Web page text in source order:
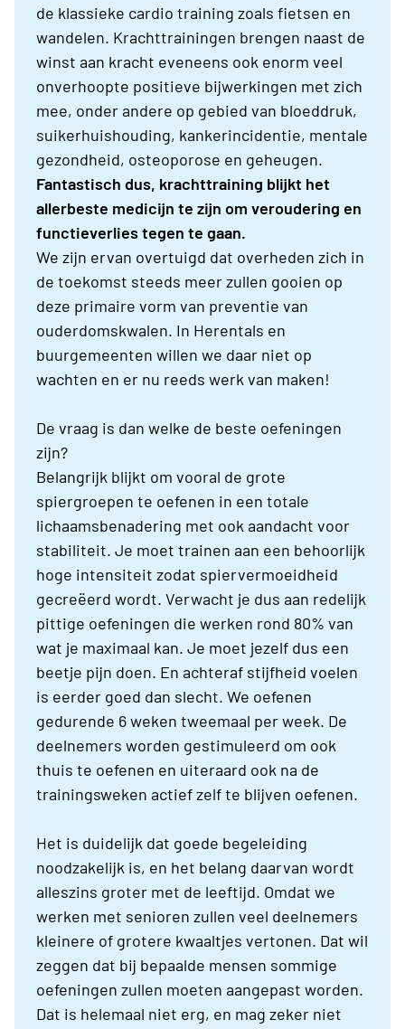
de klassieke cardio training zoals fietsen en
wandelen. Krachttrainingen brengen naast de
winst aan kracht eveneens ook enorm veel
onverhoopte positieve bijwerkingen met zich
mee, onder andere op gebied van bloeddruk,
suikerhuishouding, kankerincidentie, mentale
gezondheid, osteoporose en geheugen.
Fantastisch dus, krachttraining blijkt het
allerbeste medicijn te zijn om veroudering en
functieverlies tegen te gaan.
We zijn ervan overtuigd dat overheden zich in
de toekomst steeds meer zullen gooien op
deze primaire vorm van preventie van
ouderdomskwalen. In Herentals en
buurgemeenten willen we daar niet op
wachten en er nu reeds werk van maken!
De vraag is dan welke de beste oefeningen
zijn?
Belangrijk blijkt om vooral de grote
spiergroepen te oefenen in een totale
lichaamsbenadering met ook aandacht voor
stabiliteit. Je moet trainen aan een behoorlijk
hoge intensiteit zodat spiervermoeidheid
gecreëerd wordt. Verwacht je dus aan redelijk
pittige oefeningen die werken rond 80% van
wat je maximaal kan. Je moet jezelf dus een
beetje pijn doen. En achteraf stijfheid voelen
is eerder goed dan slecht. We oefenen
gedurende 6 weken tweemaal per week. De
deelnemers worden gestimuleerd om ook
thuis te oefenen en uiteraard ook na de
trainingsweken actief zelf te blijven oefenen.
Het is duidelijk dat goede begeleiding
noodzakelijk is, en het belang daarvan wordt
alleszins groter met de leeftijd. Omdat we
werken met senioren zullen veel deelnemers
kleinere of grotere kwaaltjes vertonen. Dat wil
zeggen dat bij bepaalde mensen sommige
oefeningen zullen moeten aangepast worden.
Dat is helemaal niet erg, en mag zeker niet